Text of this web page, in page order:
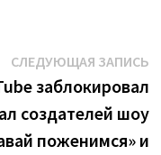
СЛЕДУЮЩАЯ ЗАПИСЬ
заблокировал
создателей шоу
поженимся» и